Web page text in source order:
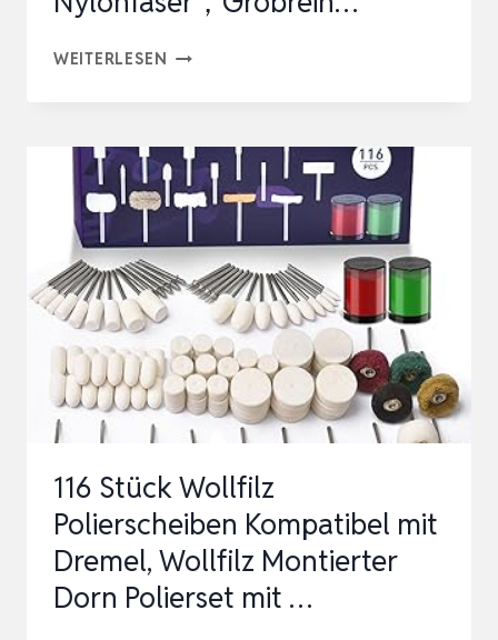
WEITERLESEN SI
STÜCKE
SCHLEIFSCHEIBEN
SCHLEIFVLIES
125
X
22,2
MM
POLIERSCHEIBE
NYLONFASER，
116 Stück Wollfilz
Polierscheiben Kompatibel mit
Dremel, Wollfilz Montierter
Dorn Polierset mit …